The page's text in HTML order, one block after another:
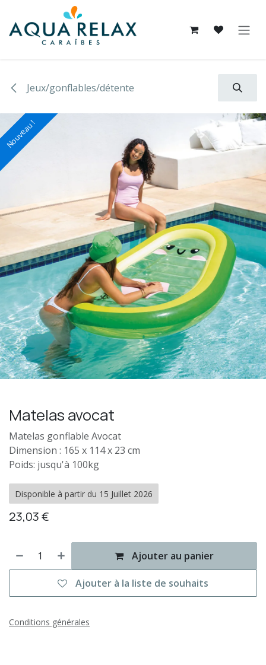
Se rendre au contenu
Jeux/gonflables/détente
Nouveau !
Matelas avocat
Matelas gonflable Avocat
Dimension : 165 x 114 x 23 cm
Poids: jusqu'à 100kg
Disponible à partir du 15 Juillet 2026
23,03€
Ajouter au panier
Ajouter à la liste de souhaits
Conditions générales